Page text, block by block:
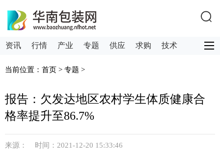
资讯 行情 产业 专题 供应 求购 技术
当前位置： 首页 > 专题 >
报告：欠发达地区农村学生体质健康合
格率提升至86.7%
来源： 时间：2021-12-20 15:33:46